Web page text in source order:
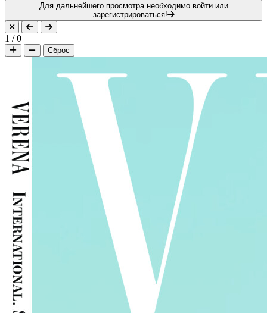
Для дальнейшего просмотра необходимо войти или
зарегистрироваться!
1 /0
Сброс